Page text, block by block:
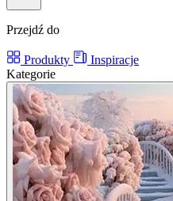
Przejdź do
Produkty
Inspiracje
Kategorie